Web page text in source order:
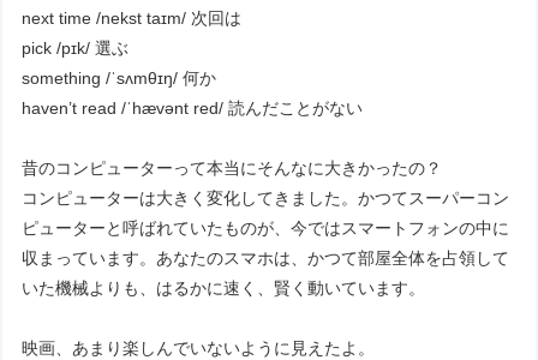
next time /nekst taɪm/ 次回は
pick /pɪk/ 選ぶ
something /ˈsʌmθɪŋ/ 何か
haven’t read /ˈhævənt red/ 読んだことがない
昔のコンピューターって本当にそんなに大きかったの？
コンピューターは大きく変化してきました。かつてスーパーコン
ピューターと呼ばれていたものが、今ではスマートフォンの中に
収まっています。あなたのスマホは、かつて部屋全体を占領して
いた機械よりも、はるかに速く、賢く動いています。
映画、あまり楽しんでいないように見えたよ。